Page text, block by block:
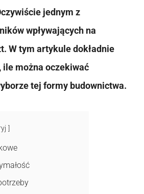
jednym z
wpływających na
W tym artykule dokładnie
ile można oczekiwać
tej formy budownictwa.